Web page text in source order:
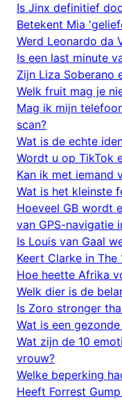
Is Jinx definitief
Betekent Mia
Werd Leonardo da
Is een last minute
Zijn Liza Soberano
Welk fruit mag je
Mag ik mijn
scan?
Wat is de echte
Wordt u op TikTok
Kan ik met iemand
Wat is het kleinste
Hoeveel GB wordt
van GPS-navigatie
Is Louis van Gaal
Keert Clarke in
Hoe heette Afrika
Welk dier is de
Is Zoro stronger
Wat is een
Wat zijn de 10
vrouw?
Welke beperking
Heeft Forrest